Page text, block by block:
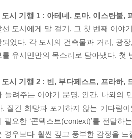
시 기행 1 : 아테네, 로마, 이스탄불,
선 도시에게 말 걸기, 그 첫 번째 이야
되었다. 각 도시의 건축물과 거리, 광
를 유시민만의 목소리로 담아냈다. 첫
시 기행 2 : 빈, 부다페스트, 프라하,
들려주는 이야기 문명, 인간, 나와의
질긴 희망과 포기하지 않는 기다림이
필요한 ‘콘텍스트(context)’를 전달
경우보다 훨씬 깊고 풍부한 감정을